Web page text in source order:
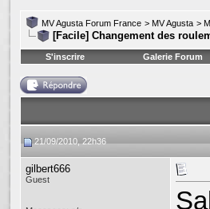
MV Agusta Forum France > MV Agusta >
[Facile] Changement des
S'inscrire Galerie Forum
21/09/2010, 22h36
gilbert666
Guest